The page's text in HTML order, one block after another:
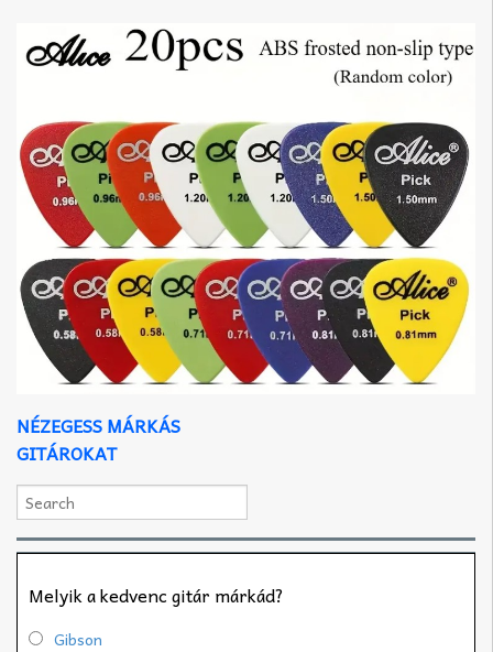
NÉZEGESS MÁRKÁS
GITÁROKAT
Melyik a kedvenc gitár márkád?
Gibson